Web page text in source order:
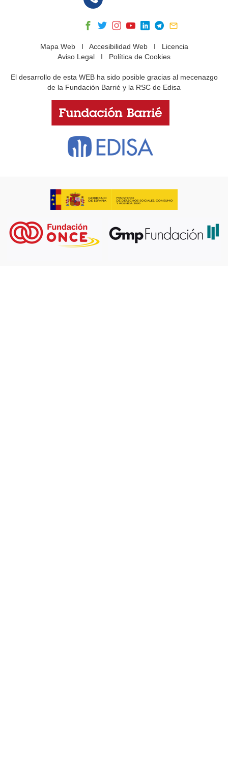
Mapa WebI Accesibilidad WebI Licencia
Aviso Legal I Política de Cookies
El desarrollo de esta WEB ha sido posible gracias al mecenazgo
de la Fundación Barrié y la RSC de Edisa